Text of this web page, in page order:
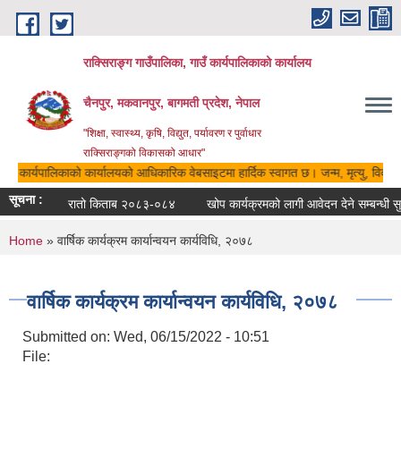
Skip to main content
राक्सिराङ्ग गाउँपालिका, गाउँ कार्यपालिकाको कार्यालय
चैनपुर, मकवानपुर, बागमती प्रदेश, नेपाल
"शिक्षा, स्वास्थ्य, कृषि, विद्युत, पर्यावरण र पुर्वाधार
राक्सिराङ्गको विकासको आधार"
कार्यपालिकाको कार्यालयको आधिकारिक वेबसाइटमा हार्दिक स्वागत छ। जन्म, मृत्यु,
सूचना :
रातो किताब २०८३-०८४ खोप कार्यक्रमको लागी आवेदन देने सम्बन्धी
You are here
Home » वार्षिक कार्यक्रम कार्यान्वयन कार्यविधि, २०७८
वार्षिक कार्यक्रम कार्यान्वयन कार्यविधि, २०७८
Submitted on: Wed, 06/15/2022 - 10:51
File: